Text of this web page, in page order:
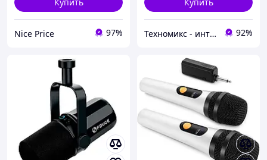
Nice Price 97% Техномикс - интернет - магазин качественной техники, электроники и других товаров для дома и работы 92%